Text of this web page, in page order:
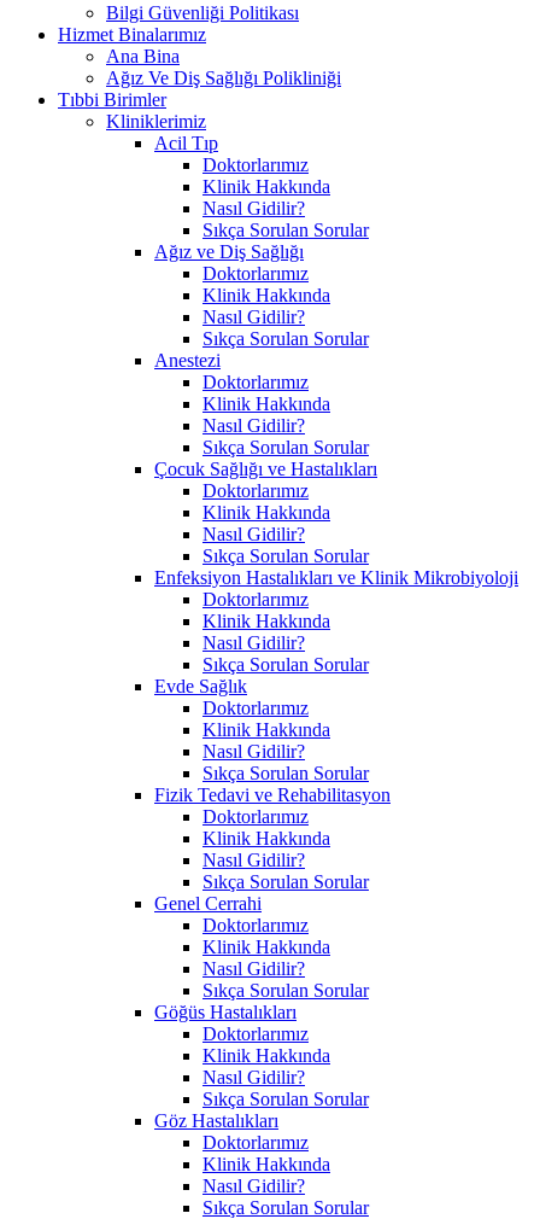
Bilgi Güvenliği Politikası
Hizmet Binalarımız
Ana Bina
Ağız Ve Diş Sağlığı Polikliniği
Tıbbi Birimler
Kliniklerimiz
Acil Tıp
Doktorlarımız
Klinik Hakkında
Nasıl Gidilir?
Sıkça Sorulan Sorular
Ağız ve Diş Sağlığı
Doktorlarımız
Klinik Hakkında
Nasıl Gidilir?
Sıkça Sorulan Sorular
Anestezi
Doktorlarımız
Klinik Hakkında
Nasıl Gidilir?
Sıkça Sorulan Sorular
Çocuk Sağlığı ve Hastalıkları
Doktorlarımız
Klinik Hakkında
Nasıl Gidilir?
Sıkça Sorulan Sorular
Enfeksiyon Hastalıkları ve Klinik Mikrobiyoloji
Doktorlarımız
Klinik Hakkında
Nasıl Gidilir?
Sıkça Sorulan Sorular
Evde Sağlık
Doktorlarımız
Klinik Hakkında
Nasıl Gidilir?
Sıkça Sorulan Sorular
Fizik Tedavi ve Rehabilitasyon
Doktorlarımız
Klinik Hakkında
Nasıl Gidilir?
Sıkça Sorulan Sorular
Genel Cerrahi
Doktorlarımız
Klinik Hakkında
Nasıl Gidilir?
Sıkça Sorulan Sorular
Göğüs Hastalıkları
Doktorlarımız
Klinik Hakkında
Nasıl Gidilir?
Sıkça Sorulan Sorular
Göz Hastalıkları
Doktorlarımız
Klinik Hakkında
Nasıl Gidilir?
Sıkça Sorulan Sorular